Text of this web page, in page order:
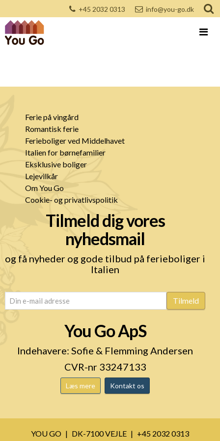
+45 2032 0313 info@you-go.dk
Ferie på vingård
Romantisk ferie
Ferieboliger ved Middelhavet
Italien for børnefamilier
Eksklusive boliger
Lejevilkår
Om You Go
Cookie- og privatlivspolitik
Tilmeld dig vores
nyhedsmail
og få nyheder og gode tilbud på ferieboliger i
Italien
email (Påkrævet) Tilmeld
You Go ApS
Indehavere: Sofie & Flemming Andersen
CVR-nr 33247133
Læs mere Kontakt os
YOU GO DK-7100 VEJLE
+45 2032 0313